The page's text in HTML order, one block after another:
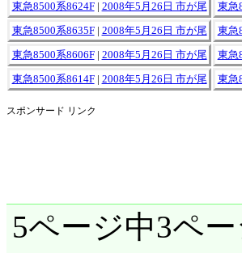
東急8500系8624F| 2008年5月26日 市が尾 東急
東急8500系8635F| 2008年5月26日 市が尾 東急
東急8500系8606F| 2008年5月26日 市が尾 東急
東急8500系8614F| 2008年5月26日 市が尾 東急
スポンサード リンク
5ページ中3ペ